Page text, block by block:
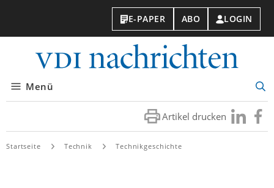
E-PAPER ABO LOGIN
Menü
Artikel drucken Besuchen
Sie
Sie
Startseite Technik Technikgeschichte